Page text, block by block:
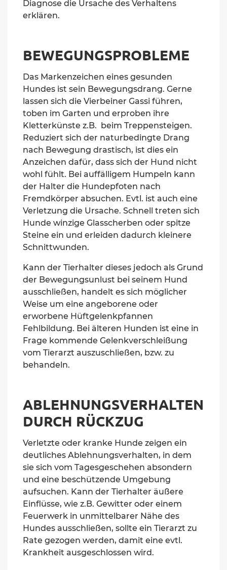
Diagnose die Ursache des Verhaltens
erk ären.
BEWEGUNGSPROBLEME
Das Markenzeichen eines gesunden
Hundes ist sein Bewegungsdrang. Gerne
lassen sich die Vierbeiner Gassi führen,
toben im Garten und erproben ihre
Kletterkünste z.B. beim Treppensteigen.
Reduziert sich der naturbedingte Drang
nach Bewegung drastisch, ist dies ein
Anzeichen dafür, dass sich der Hund nicht
wohl fühlt. Bei auffälligem Humpeln kann
der Halter die Hundepfoten nach
Fremdkörper absuchen. Evtl. ist auch eine
Verletzung die Ursache. Schnell treten sich
Hunde winzige Glasscherben oder spitze
Steine ein und erleiden dadurch kleinere
Schnittwunden.
Kann der Tierhalter dieses jedoch als Grund
der Bewegungsunlust bei seinem Hund
ausschließen, handelt es sich möglicher
Weise um eine angeborene oder
erworbene Hüftgelenkpfannen
Fehlbildung. Bei älteren Hunden ist eine in
Frage kommende Gelenkverschleißung
vom Tierarzt auszuschließen, bzw. zu
behandeln.
ABLEHNUNGSVERHALTEN
DURCH RÜCKZUG
Verletzte oder kranke Hunde zeigen ein
deutliches Ablehnungsverhalten, in dem
sie sich vom Tagesgeschehen absondern
und eine beschützende Umgebung
aufsuchen. Kann der Tierhalter äußere
Einflüsse, wie z.B. Gewitter oder einem
Feuerwerk in unmittelbarer Nähe des
Hundes ausschließen, sollte ein Tierarzt zu
Rate gezogen werden, damit eine evtl.
Krankheit ausgeschlossen wird.